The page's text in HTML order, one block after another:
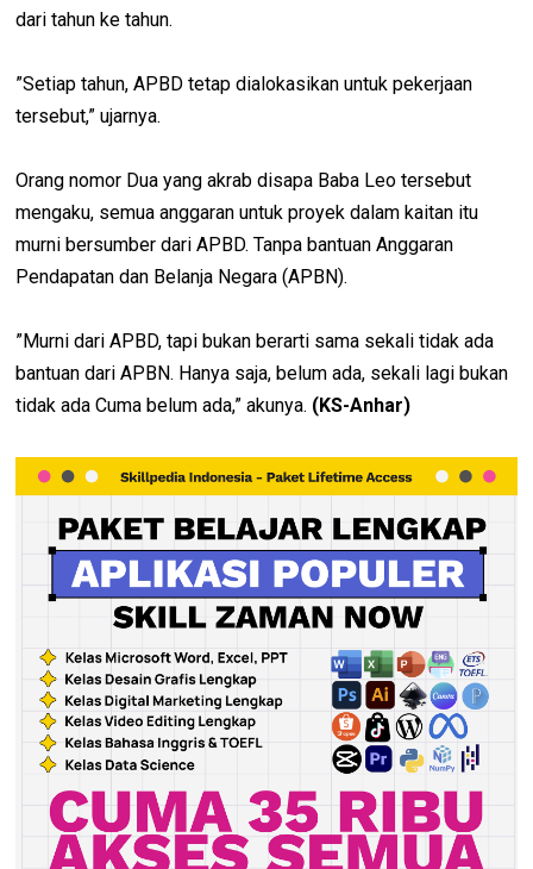
dari tahun ke tahun.
”Setiap tahun, APBD tetap dialokasikan untuk pekerjaan
tersebut,” ujarnya.
Orang nomor Dua yang akrab disapa Baba Leo tersebut
mengaku, semua anggaran untuk proyek dalam kaitan itu
murni bersumber dari APBD. Tanpa bantuan Anggaran
Pendapatan dan Belanja Negara (APBN).
”Murni dari APBD, tapi bukan berarti sama sekali tidak ada
bantuan dari APBN. Hanya saja, belum ada, sekali lagi bukan
tidak ada Cuma belum ada,” akunya. (KS-Anhar)